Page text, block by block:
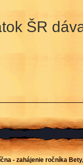
ŠR
- zahájenie ročníka